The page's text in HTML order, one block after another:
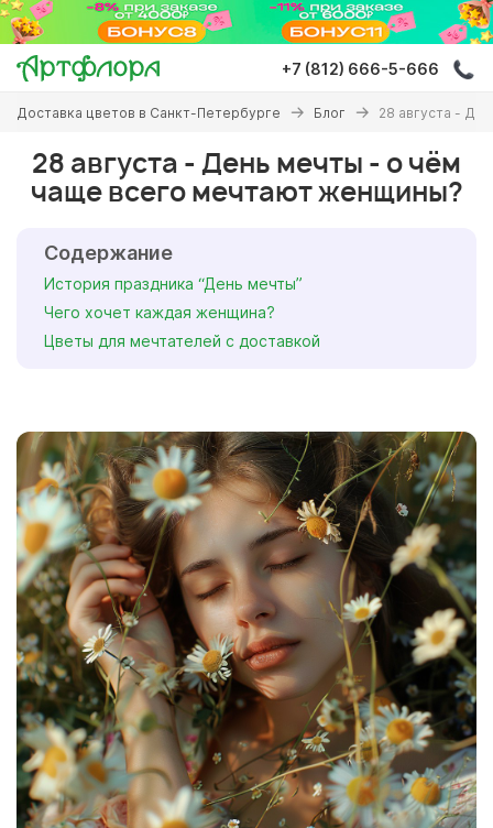
Перейти
основному
содержанию
+7 (812) 666-5-666
Вы
здесь
Доставка цветов в Санкт-Петербурге Блог 28 августа -
28 августа - День мечты - о чём
чаще всего мечтают женщины?
Содержание
История праздника “День мечты”
Чего хочет каждая женщина?
Цветы для мечтателей с доставкой